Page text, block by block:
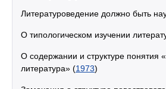
Литературоведение должно быть
О типологическом изучении
О содержании и структуре понятия
литература» (1973)